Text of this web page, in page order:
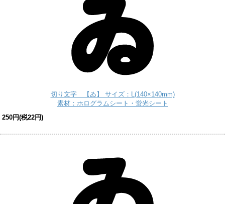
切り文字 【ゐ】 サイズ：L(140×140mm)
素材：ホログラムシート・蛍光シート
250円(税22円)